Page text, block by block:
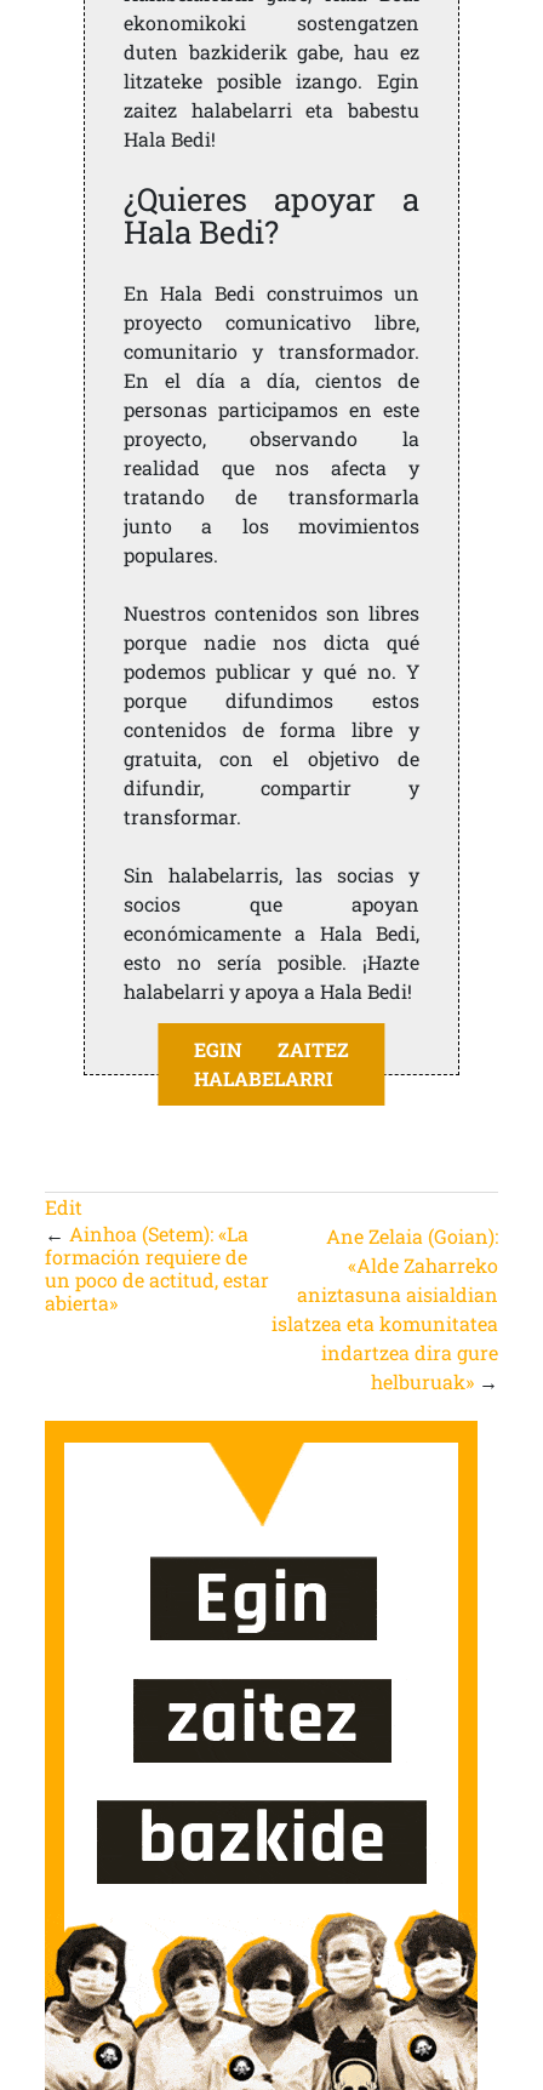
ekonomikoki sostengatzen
duten bazkiderik gabe, hau ez
litzateke posible izango. Egin
zaitez halabelarri eta babestu
Hala Bedi!
¿Quieres apoyar a
Hala Bedi?
En Hala Bedi construimos un
proyecto comunicativo libre,
comunitario y transformador.
En el día a día, cientos de
personas participamos en este
proyecto, observando la
realidad que nos afecta y
tratando de transformarla
junto a los movimientos
populares.
Nuestros contenidos son libres
porque nadie nos dicta qué
podemos publicar y qué no. Y
porque difundimos estos
contenidos de forma libre y
gratuita, con el objetivo de
difundir, compartir y
transformar.
Sin halabelarris, las socias y
socios que apoyan
económicamente a Hala Bedi,
esto no sería posible. ¡Hazte
halabelarri y apoya a Hala Bedi!
EGIN ZAITEZ
HALABELARRI
Edit
← Ainhoa (Setem): «La
formación requiere de
un poco de actitud, estar
abierta»
Ane Zelaia (Goian):
«Alde Zaharreko
aniztasuna aisialdian
islatzea eta komunitatea
indartzea dira gure
helburuak» →